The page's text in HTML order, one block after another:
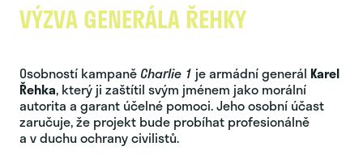
VÝZVA GENERÁLA ŘEHKY
Osobností kampaně Charlie 1 je armádní generál Karel
Řehka, který ji zaštítil svým jménem jako morální
autorita a garant účelné pomoci. Jeho osobní účast
zaručuje, že projekt bude probíhat profesionálně
a v duchu ochrany civilistů.